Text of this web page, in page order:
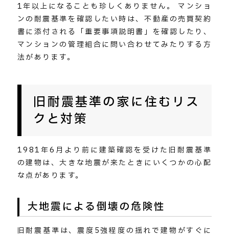
1年以上になることも珍しくありません。 マンショ
ンの耐震基準を確認したい時は、不動産の売買契約
書に添付される「重要事項説明書」を確認したり、
マンションの管理組合に問い合わせてみたりする方
法があります。
旧耐震基準の家に住むリス
クと対策
1981年6月より前に建築確認を受けた旧耐震基準
の建物は、大きな地震が来たときにいくつかの心配
な点があります。
大地震による倒壊の危険性
旧耐震基準は、震度5強程度の揺れで建物がすぐに